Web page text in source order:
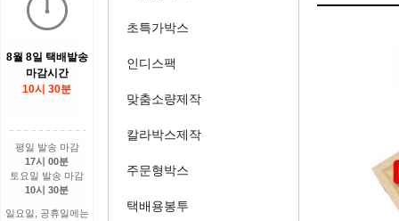
8월 8일 택배발송
마감시간
10시 30분
평일 발송 마감
17시 00분
토요일 발송 마감
10시 30분
일요일, 공휴일에는
초특가박스
인디스팩
맞춤소량제작
칼라박스제작
주문형박스
택배용봉투